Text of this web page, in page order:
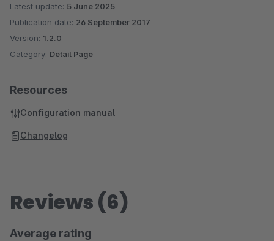
Latest update: 5 June 2025
Publication date: 26 September 2017
Version: 1.2.0
Category: Detail Page
Resources
Configuration manual
Changelog
Reviews (6)
Average rating